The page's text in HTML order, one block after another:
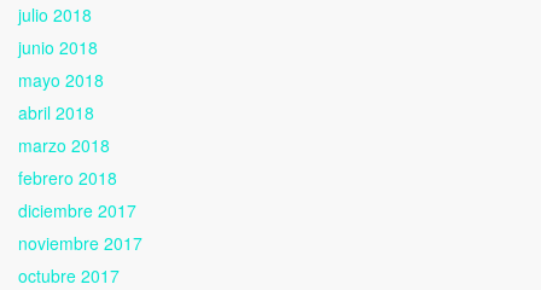
julio 2018
junio 2018
mayo 2018
abril 2018
marzo 2018
febrero 2018
diciembre 2017
noviembre 2017
octubre 2017